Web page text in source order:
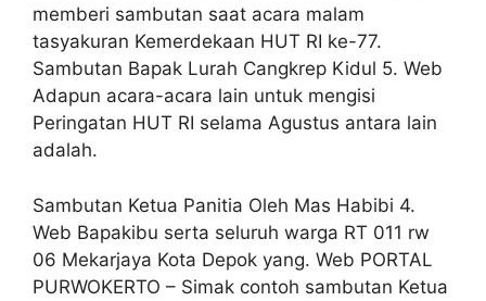
memberi sambutan saat acara malam
tasyakuran Kemerdekaan HUT RI ke-77.
Sambutan Bapak Lurah Cangkrep Kidul 5. Web
Adapun acara-acara lain untuk mengisi
Peringatan HUT RI selama Agustus antara lain
adalah.
Sambutan Ketua Panitia Oleh Mas Habibi 4.
Web Bapakibu serta seluruh warga RT 011 rw
06 Mekarjaya Kota Depok yang. Web PORTAL
PURWOKERTO – Simak contoh sambutan Ketua